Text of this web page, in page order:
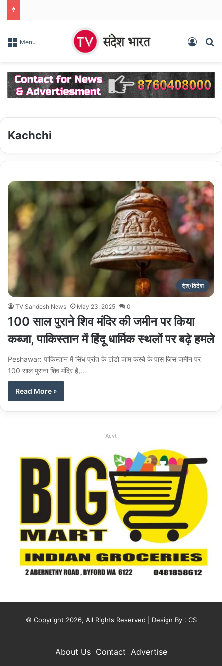
Menu Log In
Kachchi
देश/विदेश
TV Sandesh News May 23, 2025 0
100 साल पुराने शिव मंदिर की जमीन पर किया
कब्जा, पाकिस्तान में हिंदू धार्मिक स्थलों पर बढ़े हमले
Peshawar: पाकिस्तान में सिंध प्रांत के टांडो जाम कस्बे के पास जिस जमीन पर
100 साल पुराना शिव मंदिर है,…
Read More »
Advt
© Copyright 2026, All Rights Reserved | Design By : CS
About Us Contact Advertise